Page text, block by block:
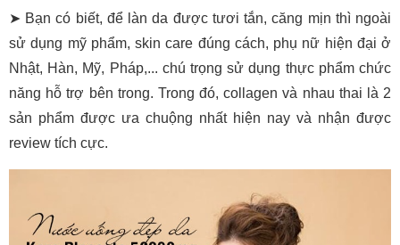
➤ Bạn có biết, để làn da được tươi tắn, căng mịn thì ngoài
sử dụng mỹ phẩm, skin care đúng cách, phụ nữ hiện đại ở
Nhật, Hàn, Mỹ, Pháp,... chú trọng sử dụng thực phẩm chức
năng hỗ trợ bên trong. Trong đó, collagen và nhau thai là 2
sản phẩm được ưa chuộng nhất hiện nay và nhận được
review tích cực.